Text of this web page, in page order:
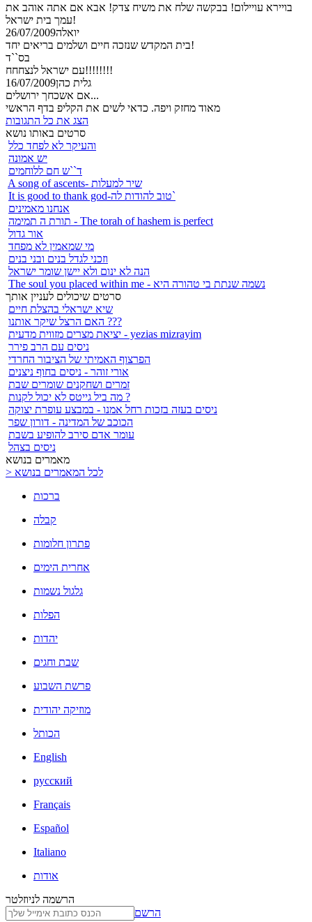
בויירא עויילום! בבקשה שלח את משיח צדק! אבא אם אתה אוהב את
עמך בית ישראל!
יואלה26/07/2009
בית המקדש שנזכה חיים ושלמים בריאים יחד!
בס``ד
עם ישראל לנצחחח!!!!!!!!
גלית כהן16/07/2009
אם אשכחך ירושלים...
מאוד מחזק ויפה. כדאי לשים את הקליפ בדף הראשי
הצג את כל התגובות
סרטים באותו נושא
והעיקר לא לפחד כלל
יש אמונה
ד``ש חם ללוחמים
A song of ascents- שיר למעלות
It is good to thank god-טוב להודות לה`
אנחנו מאמינים
תורת ה תמימה - The torah of hashem is perfect
אור גדול
מי שמאמין לא מפחד
וזכני לגדל בנים ובני בנים
הנה לא ינום ולא יישן שומר ישראל
The soul you placed within me - נשמה שנתת בי טהורה היא
סרטים שיכולים לעניין אותך
שיא ישראלי בהצלת חיים
האם הרצל שיקר אותנו ???
יציאת מצרים מזווית מדעית - yezias mizrayim
ניסים עם הרב פירר
הפרצוף האמיתי של הציבור החרדי
אורי זוהר - ניסים בחוף ניצנים
זמרים ושחקנים שומרים שבת
מה ביל גייטס לא יכול לקנות ?
ניסים בעזה בזכות רחל אמנו - במבצע עופרת יצוקה
הכוכב של המדינה - דורון שפר
עומר אדם סירב להופיע בשבת
ניסים בצהל
מאמרים בנושא
> לכל המאמרים בנושא
ברכות
קבלה
פתרון חלומות
אחרית הימים
גלגול נשמות
הפלות
יהדות
שבת וחגים
פרשת השבוע
מוזיקה יהודית
הכותל
English
русский
Français
Español
Italiano
אודות
הרשמה לניוזלטר
הרשם